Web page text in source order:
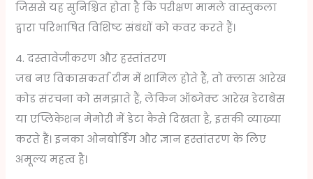
जिससे यह सुनिश्चित होता है कि परीक्षण मामले वास्तुकला
द्वारा परिभाषित विशिष्ट संबंधों को कवर करते हैं।
4. दस्तावेजीकरण और हस्तांतरण
जब नए विकासकर्ता टीम में शामिल होते हैं, तो क्लास आरेख
कोड संरचना को समझाते हैं, लेकिन ऑब्जेक्ट आरेख डेटाबेस
या एप्लिकेशन मेमोरी में डेटा कैसे दिखता है, इसकी व्याख्या
करते हैं। इनका ओनबोर्डिंग और ज्ञान हस्तांतरण के लिए
अमूल्य महत्व है।